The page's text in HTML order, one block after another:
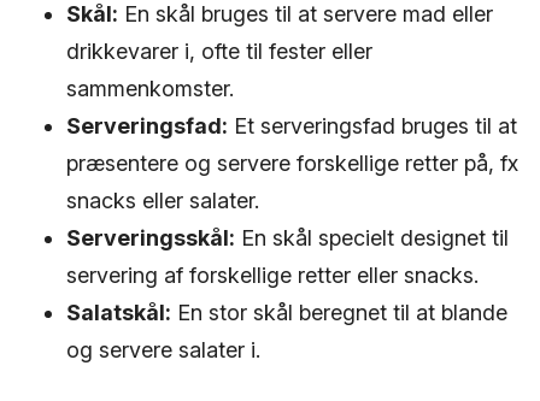
Skål: En skål bruges til at servere mad eller
drikkevarer i, ofte til fester eller
sammenkomster.
Serveringsfad: Et serveringsfad bruges til at
præsentere og servere forskellige retter på, fx
snacks eller salater.
Serveringsskål: En skål specielt designet til
servering af forskellige retter eller snacks.
Salatskål: En stor skål beregnet til at blande
og servere salater i.